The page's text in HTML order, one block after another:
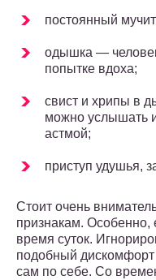
постоянный
одышка —
попытке вдоха;
свист и хрипы в
можно услышать
астмой;
приступ удушья,
Стоит очень
признакам. Особенно,
время суток.
подобный
сам по себе. Со